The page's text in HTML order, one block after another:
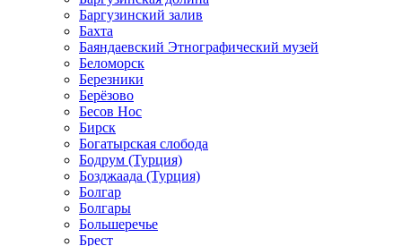
Баргузинский залив
Бахта
Баяндаевский Этнографический музей
Беломорск
Березники
Берёзово
Бесов Нос
Бирск
Богатырская слобода
Бодрум (Турция)
Бозджаада (Турция)
Болгар
Болгары
Большеречье
Брест